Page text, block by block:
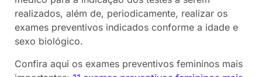
realizados, além de, periodicamente, realizar os
exames preventivos indicados conforme a idade e
sexo biológico.
Confira aqui os exames preventivos femininos mais